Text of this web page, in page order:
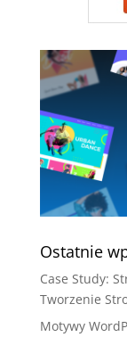
Ostatnie
Case Study:
Tworzenie
Motywy